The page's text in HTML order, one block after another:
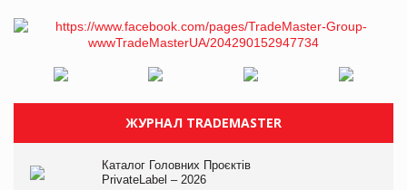
ЖУРНАЛ TRADEMASTER
Каталог Головних Проєктів
PrivateLabel – 2026